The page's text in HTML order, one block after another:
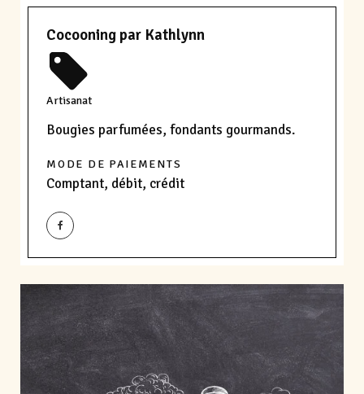
Cocooning par Kathlynn
Artisanat
Bougies parfumées, fondants gourmands.
MODE DE PAIEMENTS
Comptant, débit, crédit